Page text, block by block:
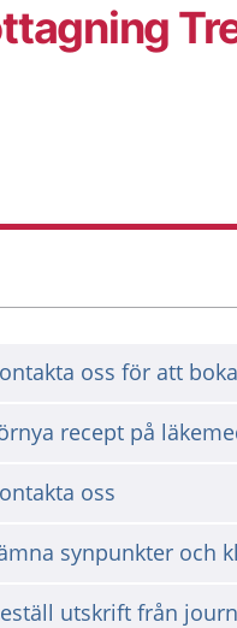
oss för att
recept på
oss
synpunkter och
utskrift från